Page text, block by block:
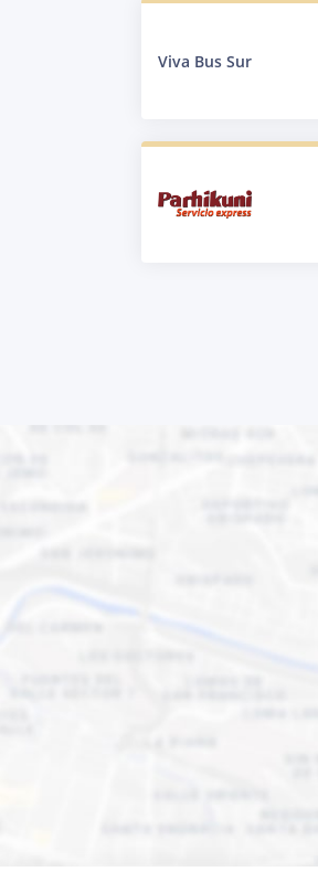
Viva Bus Sur